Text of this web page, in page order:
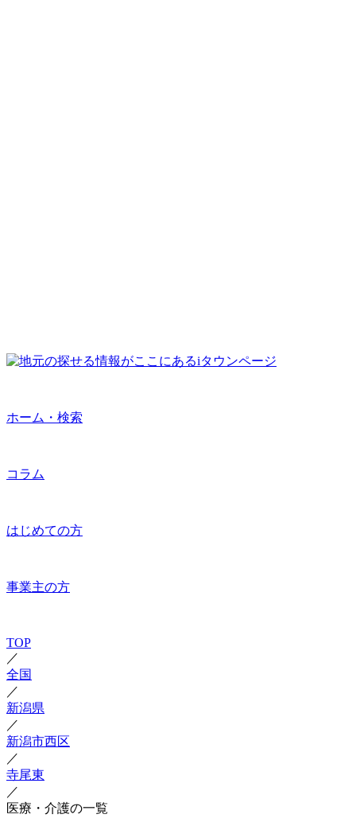
ホーム・検索
コラム
はじめての方
事業主の方
TOP
／
全国
／
新潟県
／
新潟市西区
／
寺尾東
／
医療・介護の一覧